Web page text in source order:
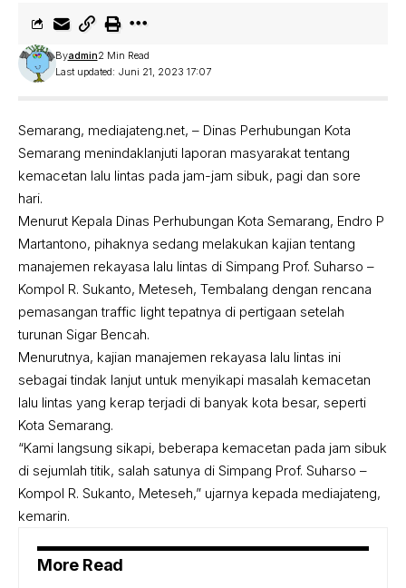
Last updated: Juni 21, 2023 17:07
Byadmin2 Min Read
Semarang, mediajateng.net, – Dinas Perhubungan Kota
Semarang menindaklanjuti laporan masyarakat tentang
kemacetan lalu lintas pada jam-jam sibuk, pagi dan sore
hari.
Menurut Kepala Dinas Perhubungan Kota Semarang, Endro P
Martantono, pihaknya sedang melakukan kajian tentang
manajemen rekayasa lalu lintas di Simpang Prof. Suharso –
Kompol R. Sukanto, Meteseh, Tembalang dengan rencana
pemasangan traffic light tepatnya di pertigaan setelah
turunan Sigar Bencah.
Menurutnya, kajian manajemen rekayasa lalu lintas ini
sebagai tindak lanjut untuk menyikapi masalah kemacetan
lalu lintas yang kerap terjadi di banyak kota besar, seperti
Kota Semarang.
“Kami langsung sikapi, beberapa kemacetan pada jam sibuk
di sejumlah titik, salah satunya di Simpang Prof. Suharso –
Kompol R. Sukanto, Meteseh,” ujarnya kepada mediajateng,
kemarin.
More Read